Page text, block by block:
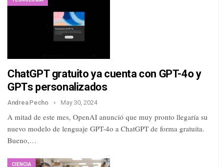
ChatGPT gratuito ya cuenta con GPT-4o y
GPTs personalizados
Andrea Pecho May 30, 2024
A mitad de este mes, OpenAI anunció que muy pronto llegaría su
nuevo modelo de lenguaje GPT-4o a ChatGPT de forma gratuita.
Bueno,…
CIENCIA